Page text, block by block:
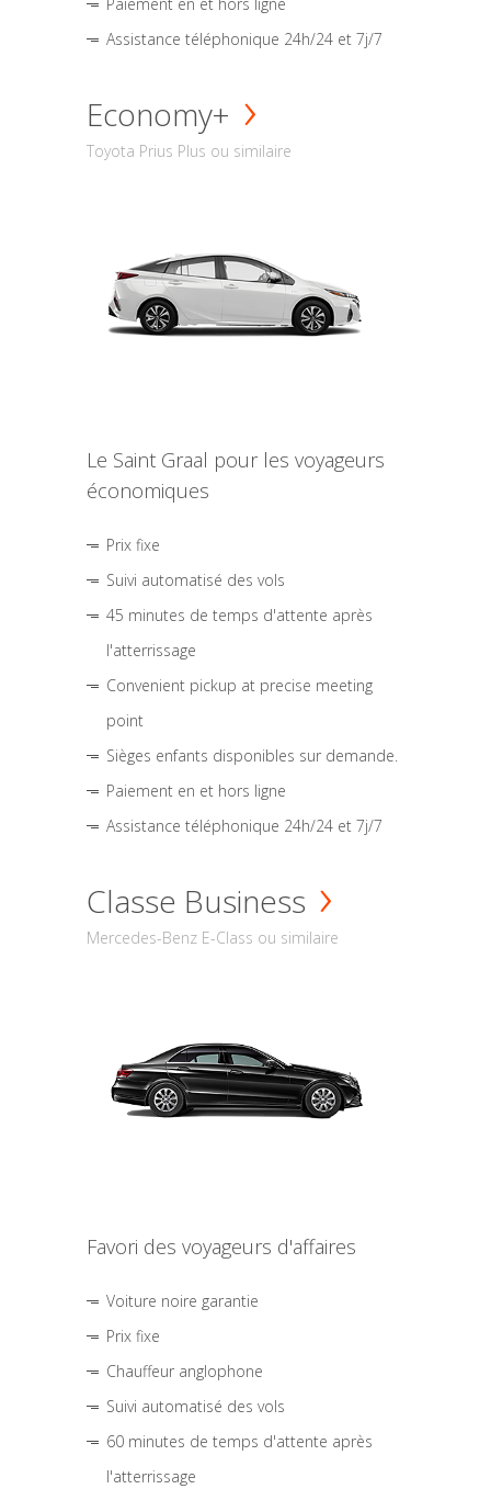
Assistance téléphonique 24h/24 et 7j/7
Economy+
Toyota Prius Plus ou similaire
Le Saint Graal pour les voyageurs
économiques
Prix fixe
Suivi automatisé des vols
45 minutes de temps d'attente après
l'atterrissage
Convenient pickup at precise meeting
point
Sièges enfants disponibles sur demande.
Paiement en et hors ligne
Assistance téléphonique 24h/24 et 7j/7
Classe Business
Mercedes-Benz E-Class ou similaire
Favori des voyageurs d'affaires
Voiture noire garantie
Prix fixe
Chauffeur anglophone
Suivi automatisé des vols
60 minutes de temps d'attente après
l'atterrissage